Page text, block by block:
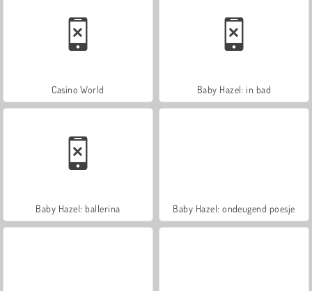
Casino World Baby Hazel: in bad
Baby Hazel: ballerina Baby Hazel: ondeugend poesje